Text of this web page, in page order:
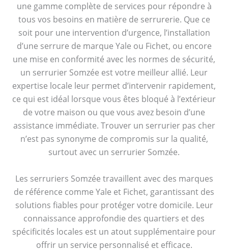
une gamme complète de services pour répondre à
tous vos besoins en matière de serrurerie. Que ce
soit pour une intervention d’urgence, l’installation
d’une serrure de marque Yale ou Fichet, ou encore
une mise en conformité avec les normes de sécurité,
un serrurier Somzée est votre meilleur allié. Leur
expertise locale leur permet d’intervenir rapidement,
ce qui est idéal lorsque vous êtes bloqué à l’extérieur
de votre maison ou que vous avez besoin d’une
assistance immédiate. Trouver un serrurier pas cher
n’est pas synonyme de compromis sur la qualité,
surtout avec un serrurier Somzée.
Les serruriers Somzée travaillent avec des marques
de référence comme Yale et Fichet, garantissant des
solutions fiables pour protéger votre domicile. Leur
connaissance approfondie des quartiers et des
spécificités locales est un atout supplémentaire pour
offrir un service personnalisé et efficace.